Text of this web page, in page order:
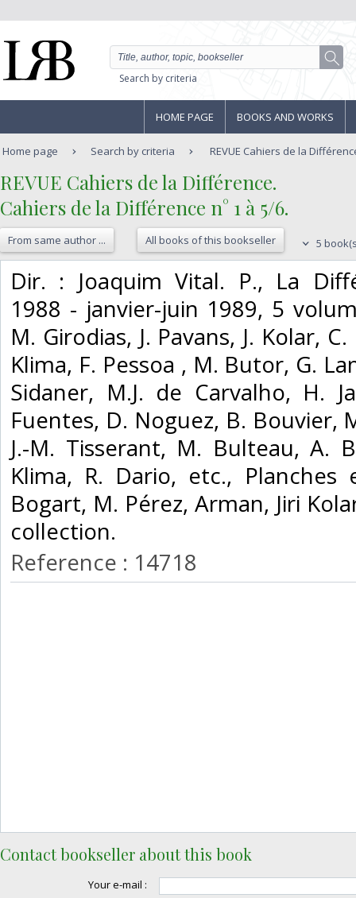
Search by criteria
HOME PAGE BOOKS AND WORKS
Home page Search by criteria REVUE Cahiers de la
‎REVUE Cahiers de la Différence.‎
‎Cahiers de la Différence n° 1 à 5/6.‎
From same author ... All books of this bookseller 5
‎Dir. : Joaquim Vital. P., La
1988 - janvier-juin 1989, 5
M. Girodias, J. Pavans, J. Kolar,
Klima, F. Pessoa , M. Butor, G.
Sidaner, M.J. de Carvalho, H.
Fuentes, D. Noguez, B. Bouvier,
J.-M. Tisserant, M. Bulteau, A.
Klima, R. Dario, etc.,
Bogart, M. Pérez, Arman, Jiri
collection.‎
Reference : 14718
Contact bookseller about this book
Your e-mail :